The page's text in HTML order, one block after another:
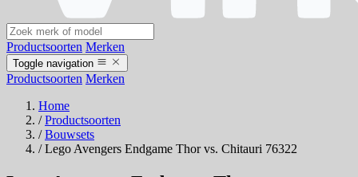
Productsoorten Merken
Toggle navigation
Productsoorten Merken
Home
/ Productsoorten
/ Bouwsets
/ Lego Avengers Endgame Thor vs. Chitauri 76322